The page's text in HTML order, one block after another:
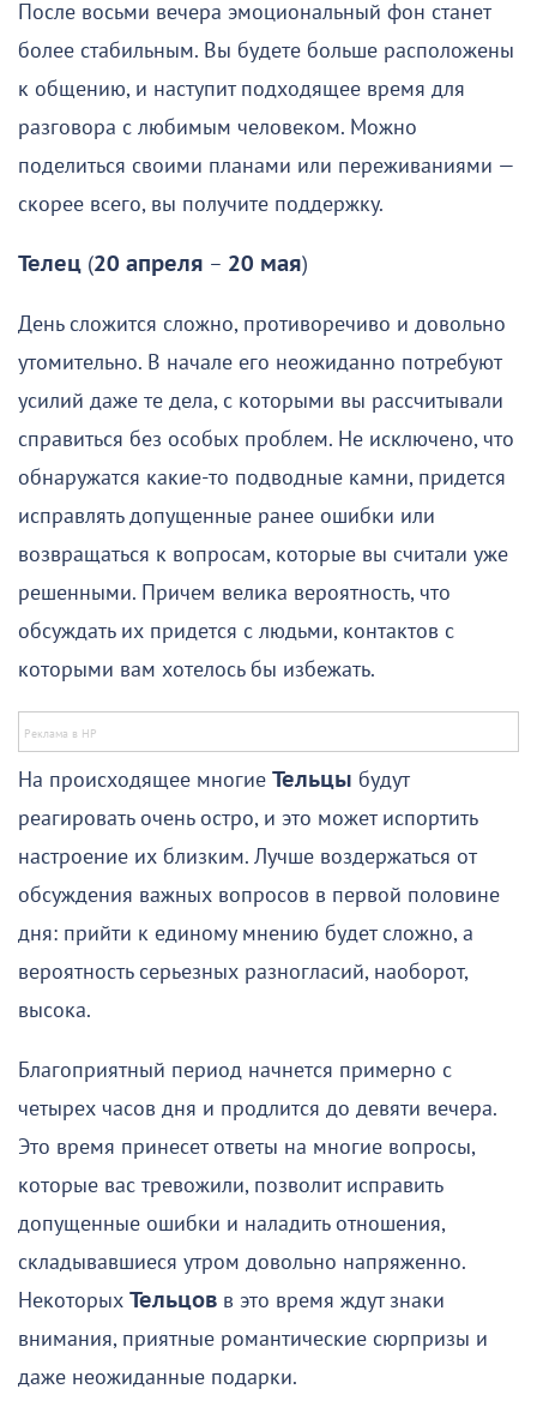
После восьми вечера эмоциональный фон станет
более стабильным. Вы будете больше расположены
к общению, и наступит подходящее время для
разговора с любимым человеком. Можно
поделиться своими планами или переживаниями —
скорее всего, вы получите поддержку.
Телец (20 апреля – 20 мая)
День сложится сложно, противоречиво и довольно
утомительно. В начале его неожиданно потребуют
усилий даже те дела, с которыми вы рассчитывали
справиться без особых проблем. Не исключено, что
обнаружатся какие-то подводные камни, придется
исправлять допущенные ранее ошибки или
возвращаться к вопросам, которые вы считали уже
решенными. Причем велика вероятность, что
обсуждать их придется с людьми, контактов с
которыми вам хотелось бы избежать.
На происходящее многие Тельцы будут
реагировать очень остро, и это может испортить
настроение их близким. Лучше воздержаться от
обсуждения важных вопросов в первой половине
дня: прийти к единому мнению будет сложно, а
вероятность серьезных разногласий, наоборот,
высока.
Благоприятный период начнется примерно с
четырех часов дня и продлится до девяти вечера.
Это время принесет ответы на многие вопросы,
которые вас тревожили, позволит исправить
допущенные ошибки и наладить отношения,
складывавшиеся утром довольно напряженно.
Некоторых Тельцов в это время ждут знаки
внимания, приятные романтические сюрпризы и
даже неожиданные подарки.